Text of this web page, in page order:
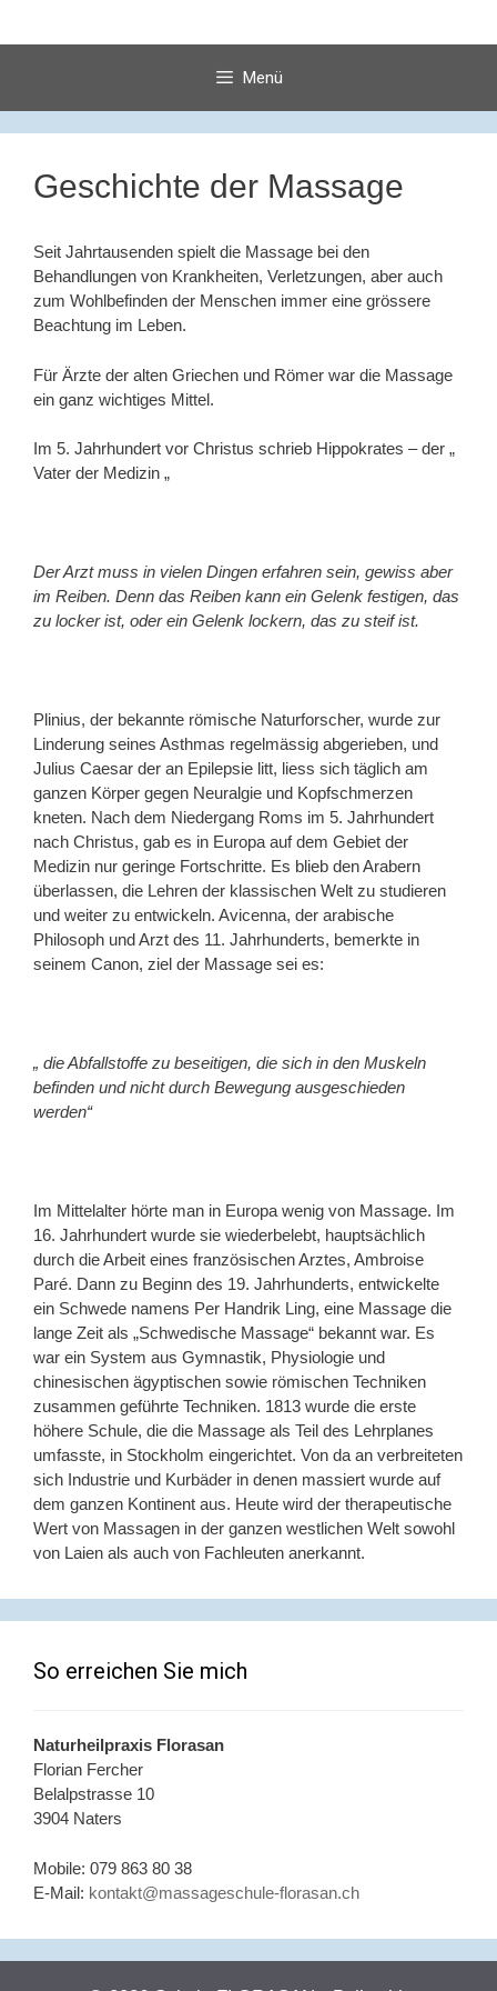
Menü
Geschichte der Massage
Seit Jahrtausenden spielt die Massage bei den
Behandlungen von Krankheiten, Verletzungen, aber auch
zum Wohlbefinden der Menschen immer eine grössere
Beachtung im Leben.
Für Ärzte der alten Griechen und Römer war die Massage
ein ganz wichtiges Mittel.
Im 5. Jahrhundert vor Christus schrieb Hippokrates – der „
Vater der Medizin „
Der Arzt muss in vielen Dingen erfahren sein, gewiss aber
im Reiben. Denn das Reiben kann ein Gelenk festigen, das
zu locker ist, oder ein Gelenk lockern, das zu steif ist.
Plinius, der bekannte römische Naturforscher, wurde zur
Linderung seines Asthmas regelmässig abgerieben, und
Julius Caesar der an Epilepsie litt, liess sich täglich am
ganzen Körper gegen Neuralgie und Kopfschmerzen
kneten. Nach dem Niedergang Roms im 5. Jahrhundert
nach Christus, gab es in Europa auf dem Gebiet der
Medizin nur geringe Fortschritte. Es blieb den Arabern
überlassen, die Lehren der klassischen Welt zu studieren
und weiter zu entwickeln. Avicenna, der arabische
Philosoph und Arzt des 11. Jahrhunderts, bemerkte in
seinem Canon, ziel der Massage sei es:
„ die Abfallstoffe zu beseitigen, die sich in den Muskeln
befinden und nicht durch Bewegung ausgeschieden
werden“
Im Mittelalter hörte man in Europa wenig von Massage. Im
16. Jahrhundert wurde sie wiederbelebt, hauptsächlich
durch die Arbeit eines französischen Arztes, Ambroise
Paré. Dann zu Beginn des 19. Jahrhunderts, entwickelte
ein Schwede namens Per Handrik Ling, eine Massage die
lange Zeit als „Schwedische Massage“ bekannt war. Es
war ein System aus Gymnastik, Physiologie und
chinesischen ägyptischen sowie römischen Techniken
zusammen geführte Techniken. 1813 wurde die erste
höhere Schule, die die Massage als Teil des Lehrplanes
umfasste, in Stockholm eingerichtet. Von da an verbreiteten
sich Industrie und Kurbäder in denen massiert wurde auf
dem ganzen Kontinent aus. Heute wird der therapeutische
Wert von Massagen in der ganzen westlichen Welt sowohl
von Laien als auch von Fachleuten anerkannt.
So erreichen Sie mich
Naturheilpraxis Florasan
Florian Fercher
Belalpstrasse 10
3904 Naters
Mobile: 079 863 80 38
E-Mail: kontakt@massageschule-florasan.ch